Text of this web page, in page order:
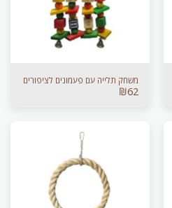
משחק תלייה עם פעמונים לציפורים
₪62